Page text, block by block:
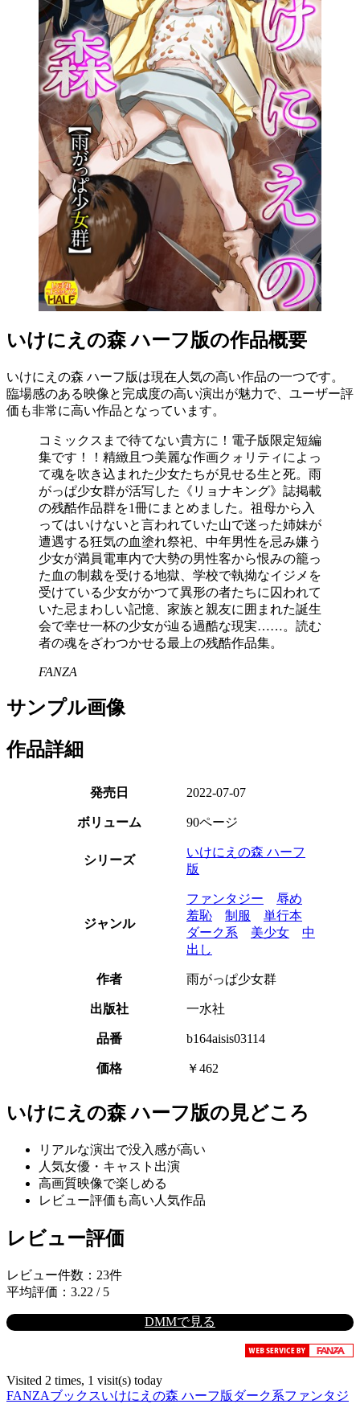
いけにえの森 ハーフ版の作品概要
いけにえの森 ハーフ版は現在人気の高い作品の一つです。
臨場感のある映像と完成度の高い演出が魅力で、ユーザー評
価も非常に高い作品となっています。
コミックスまで待てない貴方に！電子版限定短編
集です！！精緻且つ美麗な作画クォリティによっ
て魂を吹き込まれた少女たちが見せる生と死。雨
がっぱ少女群が活写した《リョナキング》誌掲載
の残酷作品群を1冊にまとめました。祖母から入
ってはいけないと言われていた山で迷った姉妹が
遭遇する狂気の血塗れ祭祀、中年男性を忌み嫌う
少女が満員電車内で大勢の男性客から恨みの籠っ
た血の制裁を受ける地獄、学校で執拗なイジメを
受けている少女がかつて異形の者たちに囚われて
いた忌まわしい記憶、家族と親友に囲まれた誕生
会で幸せ一杯の少女が辿る過酷な現実……。読む
者の魂をざわつかせる最上の残酷作品集。
FANZA
サンプル画像
作品詳細
発売日 2022-07-07
ボリューム 90ページ
シリーズ
いけにえの森 ハーフ
版
ジャンル
ファンタジー
辱め
羞恥
制服
単行本
ダーク系
美少女
中
出し
作者 雨がっぱ少女群
出版社 一水社
品番 b164aisis03114
価格 ￥462
いけにえの森 ハーフ版の見どころ
リアルな演出で没入感が高い
人気女優・キャスト出演
高画質映像で楽しめる
レビュー評価も高い人気作品
レビュー評価
レビュー件数：23件
平均評価：3.22 / 5
DMMで見る
Visited 2 times, 1 visit(s) today
FANZAブックスいけにえの森 ハーフ版 ダーク系ファンタジ